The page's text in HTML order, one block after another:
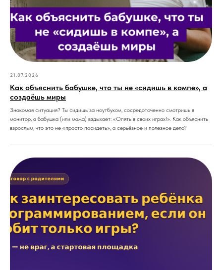
21.07.2026
Как объяснить бабушке, что ты не «сидишь в компе», а
создаёшь миры
Знакомая ситуация? Ты сидишь за ноутбуком, сосредоточенно смотришь в
монитор, а бабушка (или мама) вздыхает: «Опять в своих играх!». Как объяснить
взрослым, что это не «просто посидеть», а серьёзное и полезное дело?